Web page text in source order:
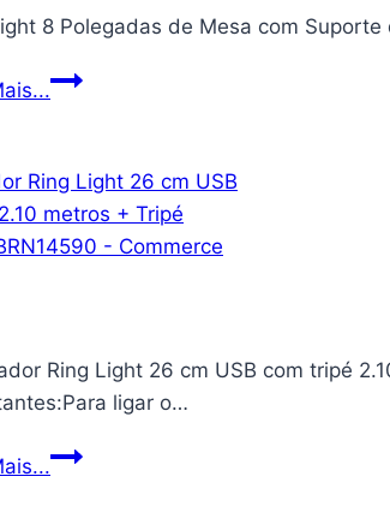
8 Polegadas de Mesa com
Ring
Polegadas
de
Mesa
Celular
Ring Light 26 cm USB com tripé
ligar o…
Iluminador